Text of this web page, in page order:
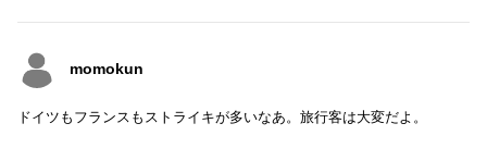
momokun
ドイツもフランスもストライキが多いなあ。旅行客は大変だよ。